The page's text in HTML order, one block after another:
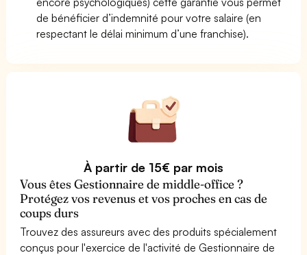
de bénéficier d’indemnité pour votre salaire (en
respectant le délai minimum d’une franchise).
À partir de 15€ par mois
Vous êtes Gestionnaire de middle-office ?
Protégez vos revenus et vos proches en cas de
coups durs
Trouvez des assureurs avec des produits spécialement
conçus pour l'exercice de l'activité de Gestionnaire de